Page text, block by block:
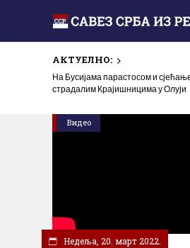
АКТУЕЛНО:
На Бусијама парастосом и
страдалим Крајишницима у Олуји
Видео
Недеља, 20. март 2022.